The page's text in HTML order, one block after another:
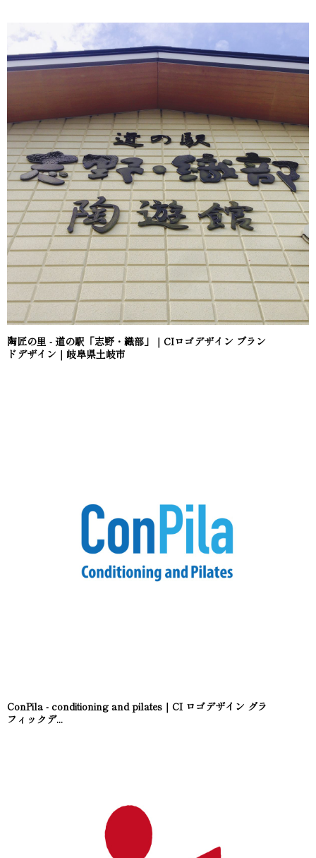
陶匠の里 - 道の駅「志野・織部」｜CIロゴデザイン ブラン
ドデザイン｜岐阜県土岐市
ConPila - conditioning and pilates｜CI ロゴデザイン グラ
フィックデ...